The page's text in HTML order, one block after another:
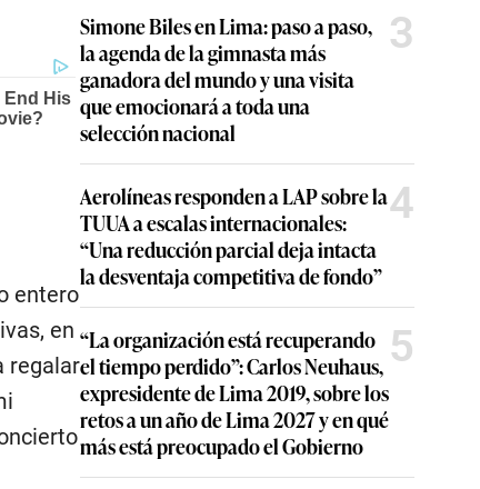
entero
en
regalar
Simone Biles en Lima: paso a paso,
la agenda de la gimnasta más
ganadora del mundo y una visita
que emocionará a toda una
selección nacional
3
Aerolíneas responden a LAP sobre la
TUUA a escalas internacionales:
“Una reducción parcial deja intacta
la desventaja competitiva de fondo”
4
“La organización está recuperando
el tiempo perdido”: Carlos Neuhaus,
expresidente de Lima 2019, sobre los
retos a un año de Lima 2027 y en qué
más está preocupado el Gobierno
5